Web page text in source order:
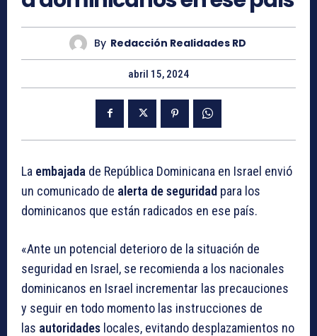
By Redacción Realidades RD
abril 15, 2024
La embajada de República Dominicana en Israel envió
un comunicado de alerta de seguridad para los
dominicanos que están radicados en ese país.
«Ante un potencial deterioro de la situación de
seguridad en Israel, se recomienda a los nacionales
dominicanos en Israel incrementar las precauciones
y seguir en todo momento las instrucciones de
las autoridades locales, evitando desplazamientos no